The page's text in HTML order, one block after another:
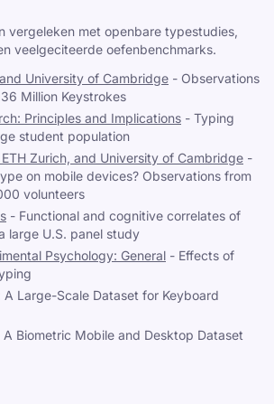
vergeleken met openbare typestudies,
veelgeciteerde oefenbenchmarks.
University of Cambridge - Observations
Million Keystrokes
Principles and Implications - Typing
student population
Zurich, and University of Cambridge -
on mobile devices? Observations from
volunteers
- Functional and cognitive correlates of
large U.S. panel study
Psychology: General - Effects of
A Large-Scale Dataset for Keyboard
A Biometric Mobile and Desktop Dataset